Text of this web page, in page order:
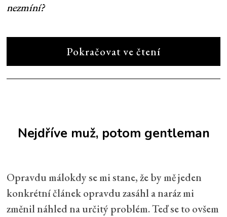
nezmíní?
Pokračovat ve čtení
Nejdříve muž, potom gentleman
Opravdu málokdy se mi stane, že by mě jeden
konkrétní článek opravdu zasáhl a naráz mi
změnil náhled na určitý problém. Teď se to ovšem